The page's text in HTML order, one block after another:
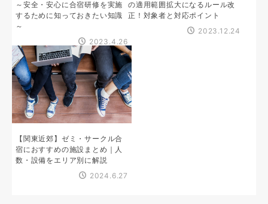
～安全・安心に合宿研修を実施
するために知っておきたい知識
～
2023.4.26
の適用範囲拡大になるルール改
正！対象者と対応ポイント
2023.12.24
【関東近郊】ゼミ・サークル合
宿におすすめの施設まとめ｜人
数・設備をエリア別に解説
2024.6.27